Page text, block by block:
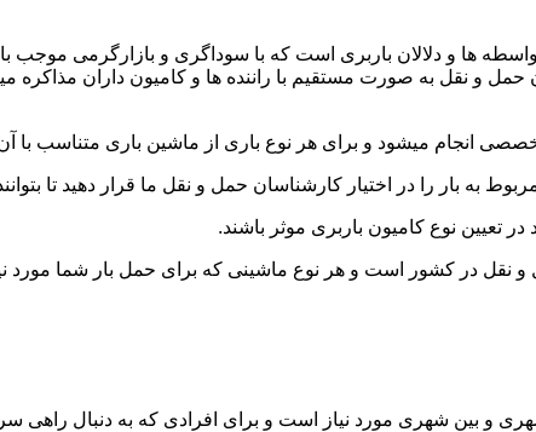
ها و دلالان باربری است که با سوداگری و بازارگرمی موجب
به صورت مستقیم با راننده ها و کامیون داران مذاکره میکنند
انجام میشود و برای هر نوع باری از ماشین باری متناسب با
بار را در اختیار کارشناسان حمل و نقل ما قرار دهید تا
تعیین نوع کامیون باربری موثر باشند.
نقل در کشور است و هر نوع ماشینی که برای حمل بار شما مورد
و بین شهری مورد نیاز است و برای افرادی که به دنبال راهی